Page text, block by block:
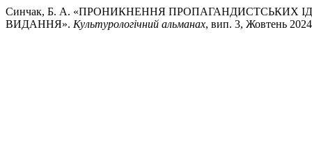
Синчак, Б. А. «ПРОНИКНЕННЯ ПРОПАГАНДИСТCЬКИХ
ВИДАННЯ». Культурологічний альманах, вип. 3, Жовтень